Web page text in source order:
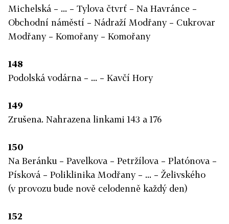
Michelská – ... – Tylova čtvrť – Na Havránce –
Obchodní náměstí – Nádraží Modřany – Cukrovar
Modřany – Komořany – Komořany
148
Podolská vodárna – ... – Kavčí Hory
149
Zrušena. Nahrazena linkami 143 a 176
150
Na Beránku – Pavelkova – Petržílova – Platónova –
Písková – Poliklinika Modřany – ... – Želivského
(v provozu bude nově celodenně každý den)
152